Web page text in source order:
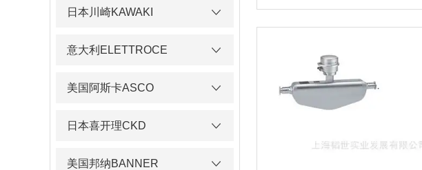
日本川崎KAWAKI
意大利ELETTROCE
美国阿斯卡ASCO
日本喜开理CKD
美国邦纳BANNER